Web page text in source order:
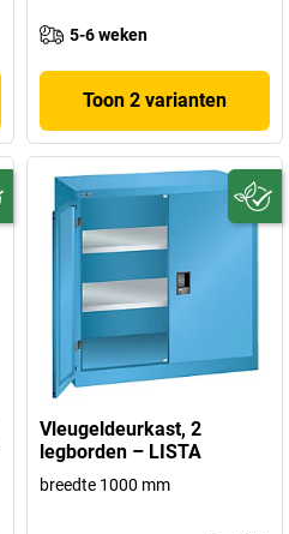
5-6 weken
Toon 2 varianten
Vleugeldeurkast, 2
legborden – LISTA
breedte 1000 mm